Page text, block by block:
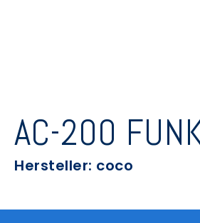
AC-200
Hersteller: coco